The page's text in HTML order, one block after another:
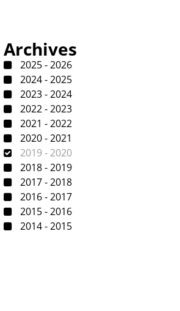
Archives
2025 - 2026
2024 - 2025
2023 - 2024
2022 - 2023
2021 - 2022
2020 - 2021
2019 - 2020
2018 - 2019
2017 - 2018
2016 - 2017
2015 - 2016
2014 - 2015